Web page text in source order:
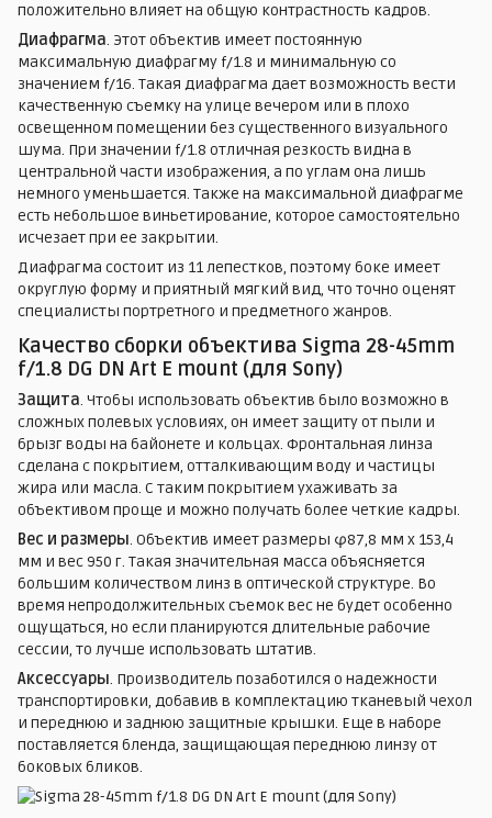
положительно влияет на общую контрастность кадров.
Диафрагма. Этот объектив имеет постоянную
максимальную диафрагму f/1.8 и минимальную со
значением f/16. Такая диафрагма дает возможность вести
качественную съемку на улице вечером или в плохо
освещенном помещении без существенного визуального
шума. При значении f/1.8 отличная резкость видна в
центральной части изображения, а по углам она лишь
немного уменьшается. Также на максимальной диафрагме
есть небольшое виньетирование, которое самостоятельно
исчезает при ее закрытии.
Диафрагма состоит из 11 лепестков, поэтому боке имеет
округлую форму и приятный мягкий вид, что точно оценят
специалисты портретного и предметного жанров.
Качество сборки объектива Sigma 28-45mm
f/1.8 DG DN Art E mount (для Sony)
Защита. Чтобы использовать объектив было возможно в
сложных полевых условиях, он имеет защиту от пыли и
брызг воды на байонете и кольцах. Фронтальная линза
сделана с покрытием, отталкивающим воду и частицы
жира или масла. С таким покрытием ухаживать за
объективом проще и можно получать более четкие кадры.
Вес и размеры. Объектив имеет размеры φ87,8 мм x 153,4
мм и вес 950 г. Такая значительная масса объясняется
большим количеством линз в оптической структуре. Во
время непродолжительных съемок вес не будет особенно
ощущаться, но если планируются длительные рабочие
сессии, то лучше использовать штатив.
Аксессуары. Производитель позаботился о надежности
транспортировки, добавив в комплектацию тканевый чехол
и переднюю и заднюю защитные крышки. Еще в наборе
поставляется бленда, защищающая переднюю линзу от
боковых бликов.